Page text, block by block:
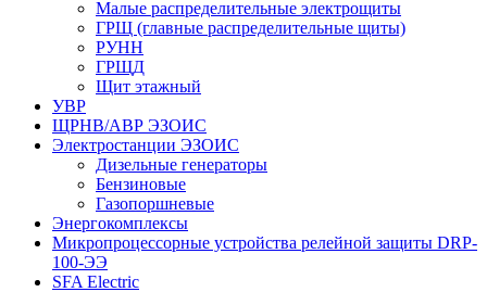
Малые распределительные электрощиты
ГРЩ (главные распределительные щиты)
РУНН
ГРЩД
Щит этажный
УВР
ЩРНВ/АВР ЭЗОИС
Электростанции ЭЗОИС
Дизельные генераторы
Бензиновые
Газопоршневые
Энергокомплексы
Микропроцессорные устройства релейной защиты DRP-
100-ЭЭ
SFA Electric